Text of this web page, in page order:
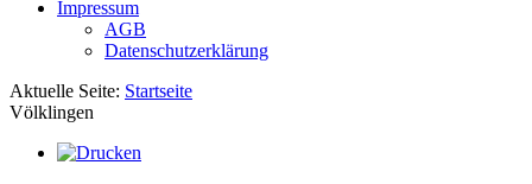
Impressum
AGB
Datenschutzerklärung
Aktuelle Seite: Startseite
Völklingen